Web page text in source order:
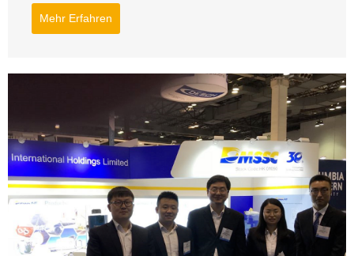
Mehr Erfahren